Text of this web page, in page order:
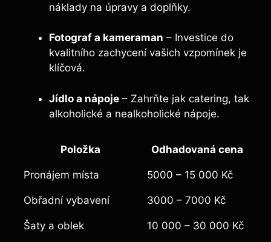
náklady na úpravy a doplňky.
Fotograf a kameraman – Investice do
kvalitního zachycení vašich vzpomínek je
klíčová.
Jídlo a nápoje – Zahrňte jak catering, tak
alkoholické a nealkoholické nápoje.
Položka Odhadovaná cena
Pronájem místa 5000 – 15 000 Kč
Obřadní vybavení 3000 – 7000 Kč
Šaty a oblek 10 000 – 30 000 Kč